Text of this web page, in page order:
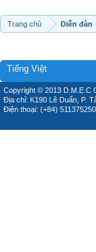
Trang chủ Diễn đàn
Tiếng Việt
Copyright © 2013 D.M.E.C
Địa chỉ: K190 Lê Duẩn, P.
Điện thoại: (+84)